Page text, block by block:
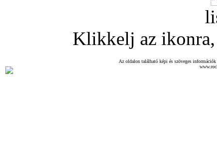
Klikkelj az ikonra,
Az oldalon található képi és szöveges információk